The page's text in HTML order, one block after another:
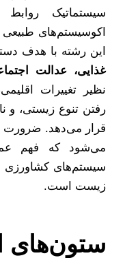
سیستماتیک روابط
اکوسیستم‌های
این رشته با هدف
غذایی، عدالت
نظیر تغییرات
رفتن تنوع زیستی، و
قرار می‌دهد. ضرورت
می‌شود که فهم
سیستم‌های کشاورزی
زیست است.
ستون‌های